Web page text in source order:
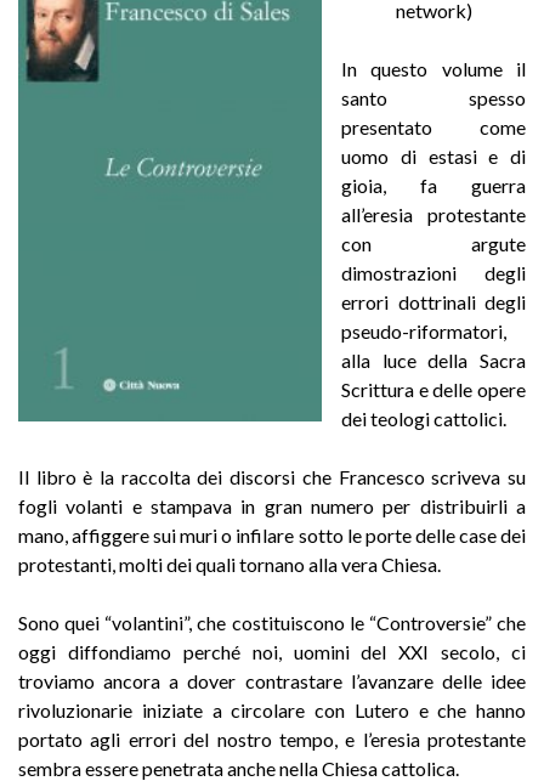
network)
In questo volume il
santo spesso
presentato come
uomo di estasi e di
gioia, fa guerra
all’eresia protestante
con argute
dimostrazioni degli
errori dottrinali degli
pseudo-riformatori,
alla luce della Sacra
Scrittura e delle opere
dei teologi cattolici.
Il libro è la raccolta dei discorsi che Francesco scriveva su
fogli volanti e stampava in gran numero per distribuirli a
mano, affiggere sui muri o infilare sotto le porte delle case dei
protestanti, molti dei quali tornano alla vera Chiesa.
Sono quei “volantini”, che costituiscono le “Controversie” che
oggi diffondiamo perché noi, uomini del XXI secolo, ci
troviamo ancora a dover contrastare l’avanzare delle idee
rivoluzionarie iniziate a circolare con Lutero e che hanno
portato agli errori del nostro tempo, e l’eresia protestante
sembra essere penetrata anche nella Chiesa cattolica.